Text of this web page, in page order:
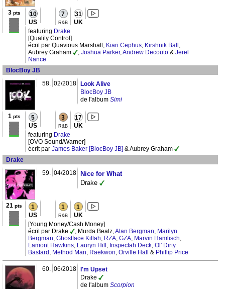
3pts 10
US
7
R&B
31
UK
featuring Drake
[Quality Control]
écrit par Quavious Marshall, Kiari Cephus Kirshnik Ball
Aubrey Graham
Joshua Parker, Andrew Decouto & Jerel
Nance
BlocBoy JB
58.
02/2018 Look Alive
BlocBoy JB
de l'album Simi
1 pts 5
US
3
R&B
17
UK
featuring Drake
[OVO Sound/Warner]
écrit par James Baker [BlocBoy JB] & Aubrey Graham
Drake
59.
04/2018 Nice for What
Drake
21 pts 1
US
1
R&B
1
UK
[Young Money/Cash Money]
écrit par Drake
, Murda Beatz, Alan Bergman Marilyn
Bergman Ghostface Killah RZA GZA Marvin Hamlisch
Lamont Hawkins Lauryn Hill Inspectah Deck Ol' Dirty
Bastard Method Man Raekwon Orville Hall & Phillip Price
60. 06/2018 I'm Upset
Drake
de l'album Scorpion